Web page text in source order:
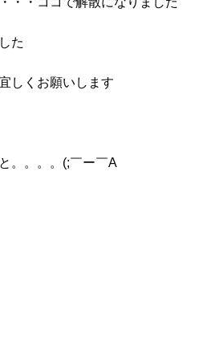
た
しくお願いします
。。。。(;￣ー￣A